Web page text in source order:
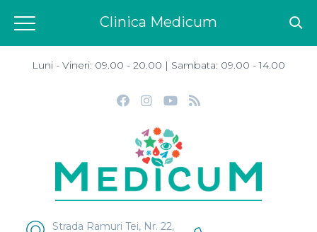
Luni - Vineri: 09.00 - 20.00 | Sambata: 09.00 - 14.00
Strada Ramuri Tei, Nr. 22,
Clinica Medicum